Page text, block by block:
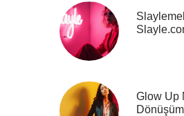
Glow Up